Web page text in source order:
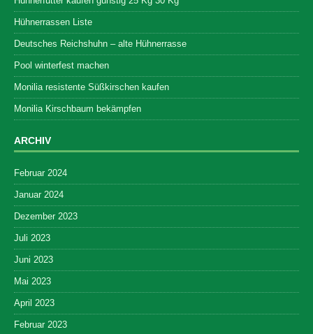
Hühnerrassen Liste
Deutsches Reichshuhn – alte Hühnerrasse
Pool winterfest machen
Monilia resistente Süßkirschen kaufen
Monilia Kirschbaum bekämpfen
ARCHIV
Februar 2024
Januar 2024
Dezember 2023
Juli 2023
Juni 2023
Mai 2023
April 2023
Februar 2023